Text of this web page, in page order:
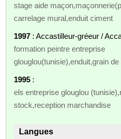
stage aide
carrelage mural,enduit ciment
1997 : Accastilleur-gréeur /
formation peintre entreprise
glouglou(tunisie),enduit,grain
1995 :
els entreprise glouglou
stock,reception marchandise
Langues